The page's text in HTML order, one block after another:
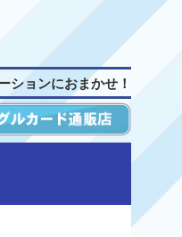
ションにおまかせ！